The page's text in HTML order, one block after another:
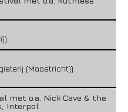
(Maastricht))
met o.a. Nick Cave & the
Interpol